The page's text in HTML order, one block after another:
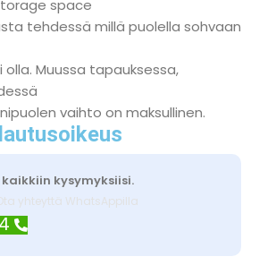
space
tehdessä millä puolella sohvaan
Muussa tapauksessa,
vaihto on maksullinen.
kysymyksiisi.
yhteyttä WhatsAppilla